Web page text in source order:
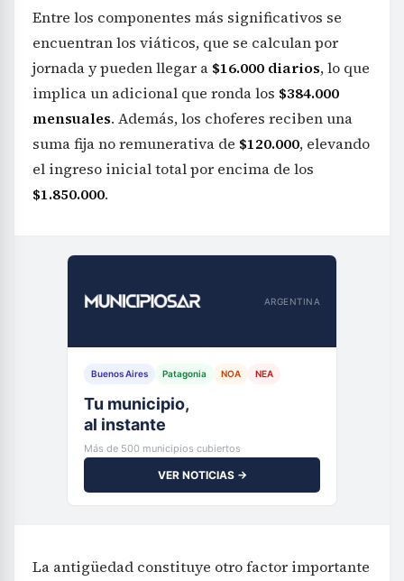
Entre los componentes más significativos se
encuentran los viáticos, que se calculan por
jornada y pueden llegar a $16.000 diarios, lo que
implica un adicional que ronda los $384.000
mensuales. Además, los choferes reciben una
suma fija no remunerativa de $120.000, elevando
el ingreso inicial total por encima de los
$1.850.000.
ARGENTINA
Buenos Aires Patagonia NOA NEA
Tu municipio,
al instante
Más de 500 municipios cubiertos
VER NOTICIAS →
La antigüedad constituye otro factor importante